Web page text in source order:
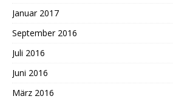
Januar 2017
September 2016
Juli 2016
Juni 2016
März 2016